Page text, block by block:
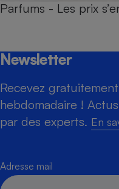
Parfums - Les prix
Newsletter
Recevez
hebdomadaire !
par des experts. En
Adresse mail